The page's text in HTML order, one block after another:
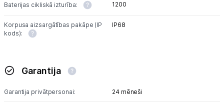
Baterijas cikliskā izturība: 1200
Korpusa aizsargātības pakāpe (IP
kods):
IP68
Garantija
Garantija privātpersonai: 24 mēneši